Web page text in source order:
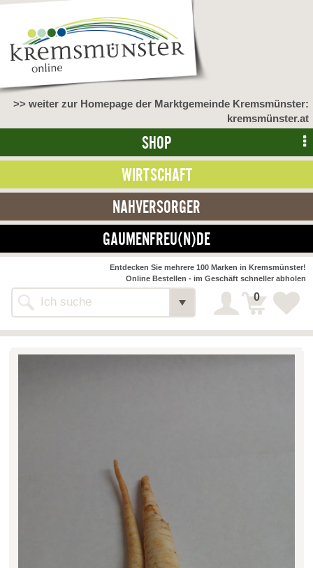
>> weiter zur Homepage der Marktgemeinde Kremsmünster:
kremsmünster.at
SHOP
WIRTSCHAFT
NAHVERSORGER
GAUMENFREU(N)DE
Alle Webseiten
Entdecken Sie mehrere 100 Marken in Kremsmünster!
Online Bestellen - im Geschäft schneller abholen
0
NAHVERSORGER
>> Bauernmarkt << Detail
Bäckerei-Konditorei-Café
La Toscana Anita Wolf e.U.
Söllradls Naturkostladen